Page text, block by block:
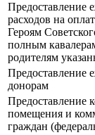
Предоставление
расходов на
Героям
полным
родителям
Предоставление
донорам
Предоставление
помещения и
граждан